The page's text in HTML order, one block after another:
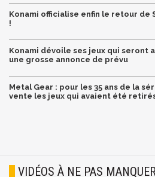
Konami officialise enfin le retour
!
Konami dévoile ses jeux qui seront
une grosse annonce de prévu
Metal Gear : pour les 35 ans de la
vente les jeux qui avaient été
VIDÉOS À NE PAS